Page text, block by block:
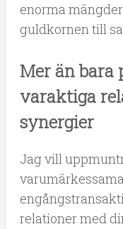
enorma
guldkornen till
Mer än bara
varaktiga
synergier
Jag vill
relationer med